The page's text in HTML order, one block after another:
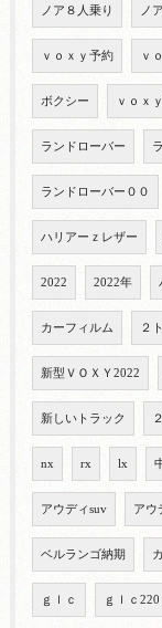
ノア８人乗り ノ
ｖｏｘｙ予約 ｖ
ボクシー ｖｏｘ
ランドローバー
ランドローバー００
ハリアーｚレザー
2022 2022年
カーフィルム ２
新型ＶＯＸＹ2022
新しいトラック
nx rx lx
アウディsuv アウ
ベルランゴ納期
ｇｌｃ ｇｌｃ